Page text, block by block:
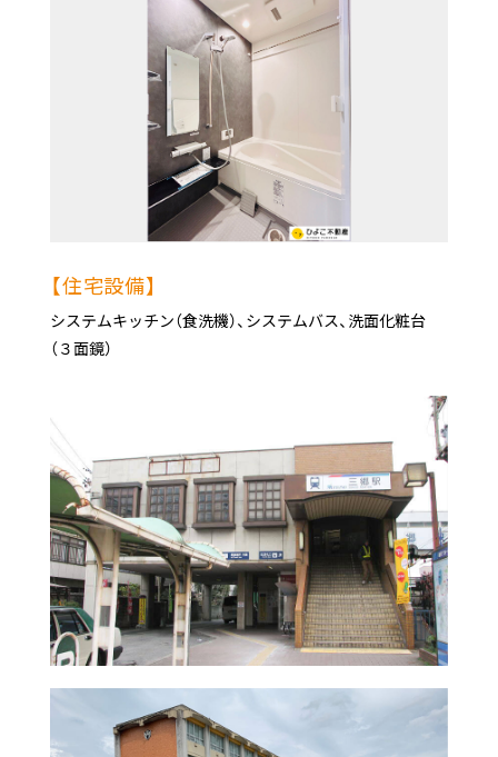
【住宅設備】
システムキッチン（食洗機）、システムバス、洗面化粧台
（３面鏡）